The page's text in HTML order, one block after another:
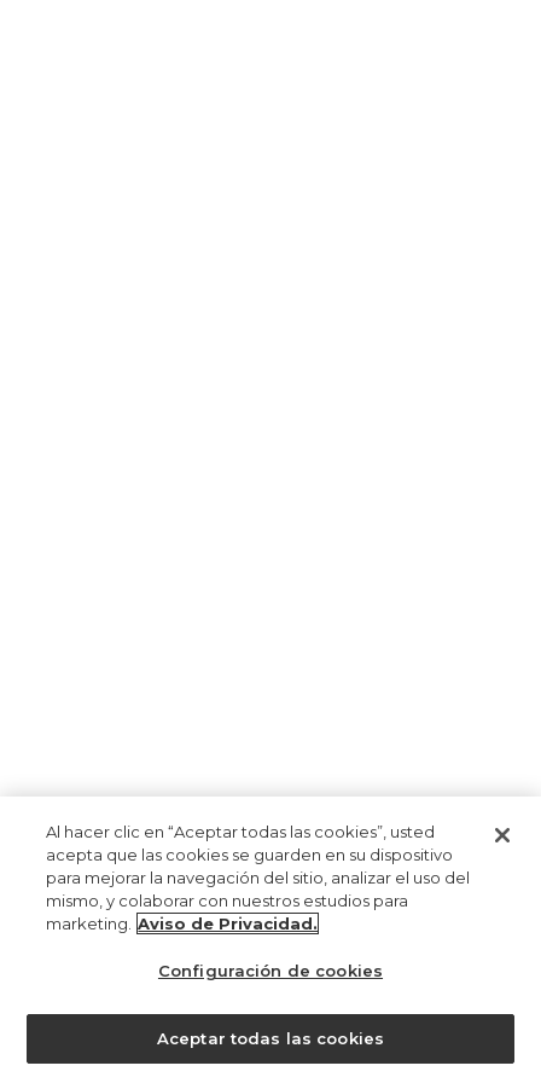
Al hacer clic en “Aceptar todas las cookies”, usted
acepta que las cookies se guarden en su dispositivo
para mejorar la navegación del sitio, analizar el uso del
mismo, y colaborar con nuestros estudios para
marketing. Aviso de Privacidad.
Configuración de cookies
Aceptar todas las cookies